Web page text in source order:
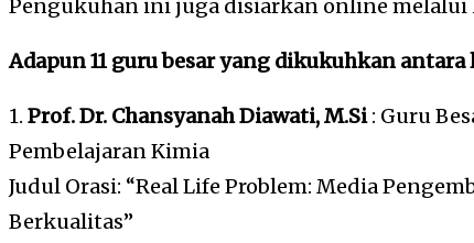
Pengukuhan ini juga disiarkan online melalui
Adapun 11 guru besar yang dikukuhkan antara
1. Prof. Dr. Chansyanah Diawati, M.Si: Guru
Pembelajaran Kimia
Judul Orasi: “Real Life Problem: Media
Berkualitas”